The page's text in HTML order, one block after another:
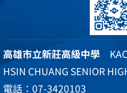
高雄市立新莊高級中學
HSIN CHUANG SENIOR
電話：07-3420103